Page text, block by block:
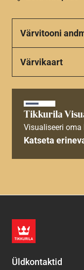
Värvitooni
Värvikaart
Tikkurila
Visualiseeri
Katseta
Üldkontaktid